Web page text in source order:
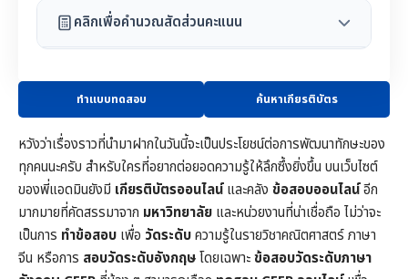
คลิกเพื่อคำนวณสัดส่วนคะแนน
ทำแบบทดสอบ ค้นหาเกียรติบัตร
หวังว่าเรื่องราวที่นำมาฝากในวันนี้จะเป็นประโยชน์ต่อการพัฒนาทักษะของ
ทุกคนนะครับ สำหรับใครที่อยากต่อยอดความรู้ให้ลึกซึ้งยิ่งขึ้น บนเว็บไซต์
ของพี่แอดมินยังมี เกียรติบัตรออนไลน์และคลัง ข้อสอบออนไลน์อีก
มากมายที่คัดสรรมาจาก มหาวิทยาลัย และหน่วยงานที่น่าเชื่อถือ ไม่ว่าจะ
เป็นการ ทำข้อสอบ เพื่อ วัดระดับความรู้ในรายวิชาคณิตศาสตร์ภาษา
จีน หรือการ สอบวัดระดับอังกฤษโดยเฉพาะข้อสอบวัดระดับภาษา